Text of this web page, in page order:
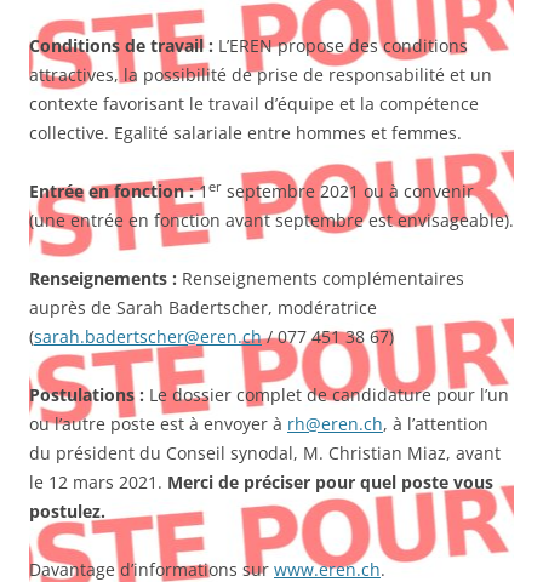
Conditions de travail : L’EREN propose des conditions
attractives, la possibilité de prise de responsabilité et un
contexte favorisant le travail d’équipe et la compétence
collective. Egalité salariale entre hommes et femmes.
Entrée en fonction :1 er septembre 2021 ou à convenir
(une entrée en fonction avant septembre est envisageable).
Renseignements : Renseignements complémentaires
auprès de Sarah Badertscher, modératrice
(sarah.badertscher@eren.ch/ 077 451 38 67)
Postulations : Le dossier complet de candidature pour l’un
ou l’autre poste est à envoyer à rh@eren.ch, à l’attention
du président du Conseil synodal, M. Christian Miaz, avant
le 12 mars 2021. Merci de préciser pour quel poste vous
postulez.
Davantage d’informations sur www.eren.ch.